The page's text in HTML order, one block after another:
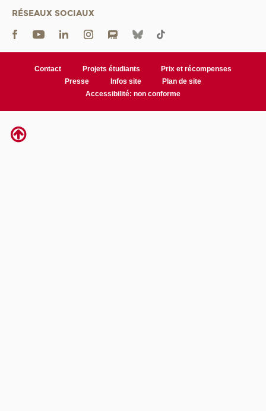
RÉSEAUX SOCIAUX
Contact Projets étudiants
Prix et récompenses
Presse
Infos site
Plan de site
Accessibilité: non conforme